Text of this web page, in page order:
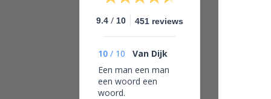
9.4 / 10 451 reviews
10 / 10
Van Dijk
Een man een man
een woord een
woord.